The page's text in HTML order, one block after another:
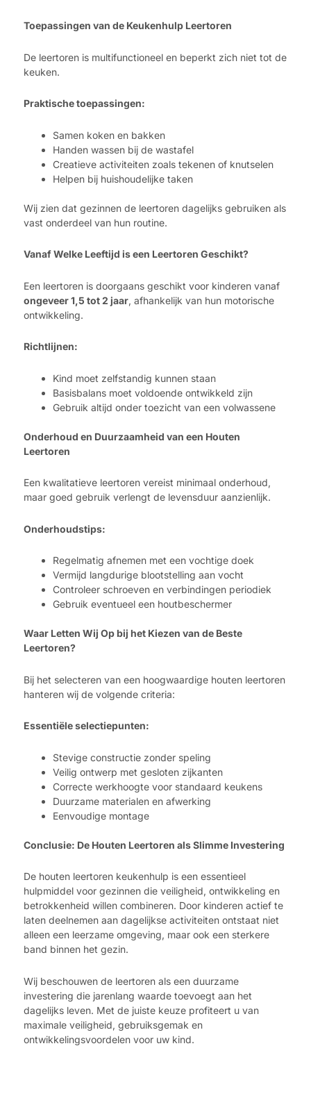
Toepassingen van de Keukenhulp Leertoren
De leertoren is multifunctioneel en beperkt zich niet tot de
keuken.
Praktische toepassingen:
Samen koken en bakken
Handen wassen bij de wastafel
Creatieve activiteiten zoals tekenen of knutselen
Helpen bij huishoudelijke taken
Wij zien dat gezinnen de leertoren dagelijks gebruiken als
vast onderdeel van hun routine.
Vanaf Welke Leeftijd is een Leertoren Geschikt?
Een leertoren is doorgaans geschikt voor kinderen vanaf
ongeveer 1,5 tot 2 jaar, afhankelijk van hun motorische
ontwikkeling.
Richtlijnen:
Kind moet zelfstandig kunnen staan
Basisbalans moet voldoende ontwikkeld zijn
Gebruik altijd onder toezicht van een volwassene
Onderhoud en Duurzaamheid van een Houten
Leertoren
Een kwalitatieve leertoren vereist minimaal onderhoud,
maar goed gebruik verlengt de levensduur aanzienlijk.
Onderhoudstips:
Regelmatig afnemen met een vochtige doek
Vermijd langdurige blootstelling aan vocht
Controleer schroeven en verbindingen periodiek
Gebruik eventueel een houtbeschermer
Waar Letten Wij Op bij het Kiezen van de Beste
Leertoren?
Bij het selecteren van een hoogwaardige houten leertoren
hanteren wij de volgende criteria:
Essentiële selectiepunten:
Stevige constructie zonder speling
Veilig ontwerp met gesloten zijkanten
Correcte werkhoogte voor standaard keukens
Duurzame materialen en afwerking
Eenvoudige montage
Conclusie: De Houten Leertoren als Slimme Investering
De houten leertoren keukenhulp is een essentieel
hulpmiddel voor gezinnen die veiligheid, ontwikkeling en
betrokkenheid willen combineren. Door kinderen actief te
laten deelnemen aan dagelijkse activiteiten ontstaat niet
alleen een leerzame omgeving, maar ook een sterkere
band binnen het gezin.
Wij beschouwen de leertoren als een duurzame
investering die jarenlang waarde toevoegt aan het
dagelijks leven. Met de juiste keuze profiteert u van
maximale veiligheid, gebruiksgemak en
ontwikkelingsvoordelen voor uw kind.